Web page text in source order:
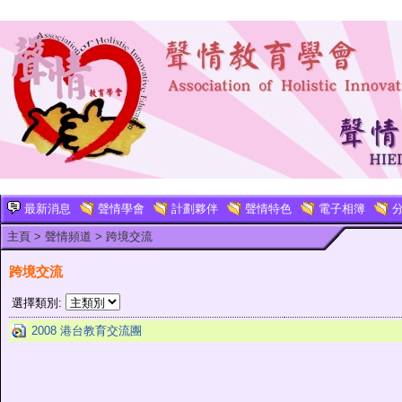
最新消息 聲情學會 計劃夥伴 聲情特色 電子相簿
主頁 > 聲情頻道 > 跨境交流
跨境交流
選擇類別:
2008 港台教育交流團